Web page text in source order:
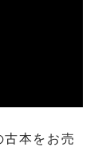
本をお売